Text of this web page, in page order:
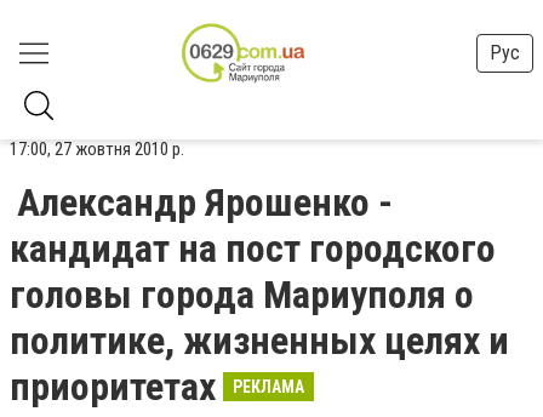
Рус
17:00, 27 жовтня 2010 р.
Александр Ярошенко -
кандидат на пост городского
головы города Мариуполя о
политике, жизненных целях и
приоритетах
РЕКЛАМА